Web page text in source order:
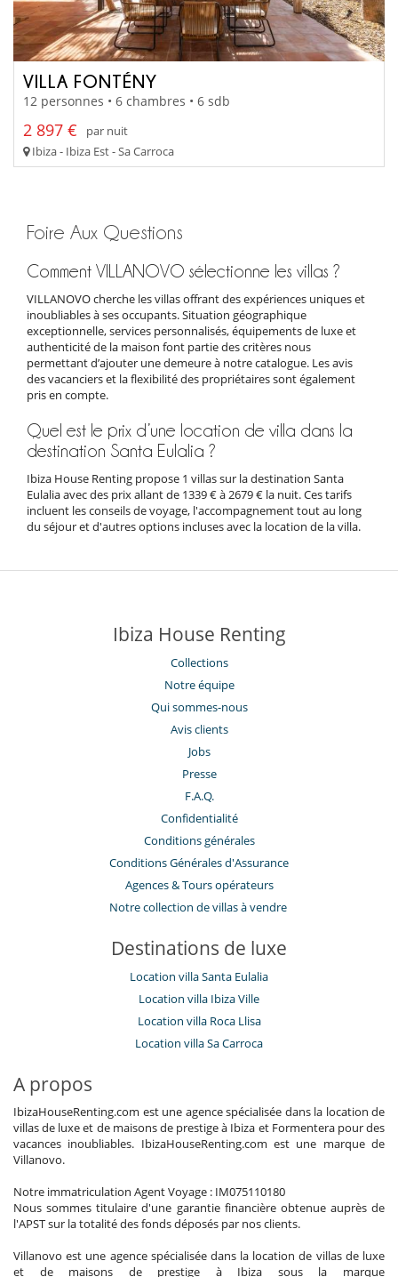
VILLA FONTÉNY
12 personnes • 6 chambres • 6 sdb
2 897 €
par nuit
Ibiza - Ibiza Est - Sa Carroca
Foire Aux Questions
Comment VILLANOVO sélectionne les villas ?
VILLANOVO cherche les villas offrant des expériences uniques et
inoubliables à ses occupants. Situation géographique
exceptionnelle, services personnalisés, équipements de luxe et
authenticité de la maison font partie des critères nous
permettant d’ajouter une demeure à notre catalogue. Les avis
des vacanciers et la flexibilité des propriétaires sont également
pris en compte.
Quel est le prix d’une location de villa dans la
destination Santa Eulalia ?
Ibiza House Renting propose 1 villas sur la destination Santa
Eulalia avec des prix allant de 1339 € à 2679 € la nuit. Ces tarifs
incluent les conseils de voyage, l'accompagnement tout au long
du séjour et d'autres options incluses avec la location de la villa.
Ibiza House Renting
Collections
Notre équipe
Qui sommes-nous
Avis clients
Jobs
Presse
F.A.Q.
Confidentialité
Conditions générales
Conditions Générales d'Assurance
​Agences & Tours opérateurs
Notre collection de villas à vendre
Destinations de luxe
Location villa Santa Eulalia
Location villa Ibiza Ville
Location villa Roca Llisa
Location villa Sa Carroca
A propos
IbizaHouseRenting.com est une agence spécialisée dans la location de
villas de luxe et de maisons de prestige à Ibiza et Formentera pour des
vacances inoubliables. IbizaHouseRenting.com est une marque de
Villanovo.
Notre immatriculation Agent Voyage : IM075110180
Nous sommes titulaire d'une garantie financière obtenue auprès de
l'APST sur la totalité des fonds déposés par nos clients.
Villanovo est une agence spécialisée dans la location de villas de luxe
et de maisons de prestige à Ibiza sous la marque